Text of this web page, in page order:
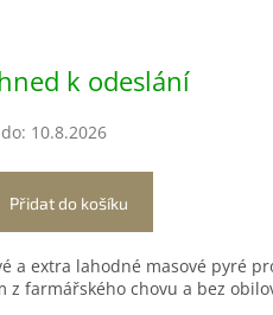
k odeslání
10.8.2026
Přidat do košíku
a extra lahodné masové pyré
z farmářského chovu a bez